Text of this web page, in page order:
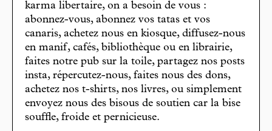
karma libertaire, on a besoin de vous :
abonnez-vous, abonnez vos tatas et vos
canaris, achetez nous en kiosque, diffusez-nous
en manif, cafés, bibliothèque ou en librairie,
faites notre pub sur la toile, partagez nos posts
insta, répercutez-nous, faites nous des dons,
achetez nos t-shirts, nos livres, ou simplement
envoyez nous des bisous de soutien car la bise
souffle, froide et pernicieuse.